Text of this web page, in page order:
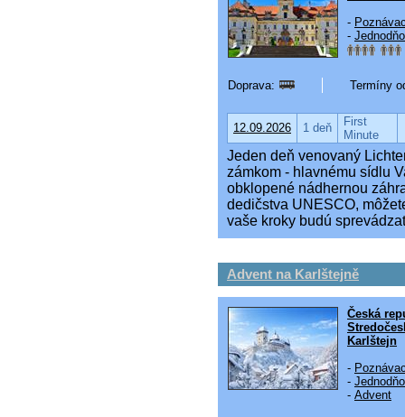
-
-
Doprava: Termíny
12.09.2026 1 deň
First
Minute
Jeden deň venovaný
zámkom - hlavnému sídlu
obklopené nádhernou
dedičstva UNESCO,
vaše kroky budú
Advent na Karlštejně
Česká
Karlštejn
-
-
- Advent